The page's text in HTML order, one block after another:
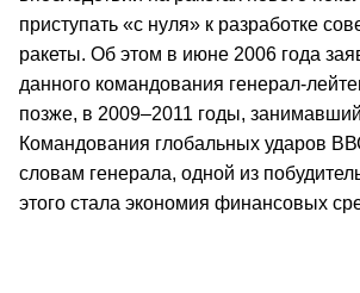
приступать «с нуля» к разработке
ракеты. Об этом в июне 2006 года
данного командования генерал-
позже, в 2009–2011 годы,
Командования глобальных ударов
словам генерала, одной из
этого стала экономия финансовых